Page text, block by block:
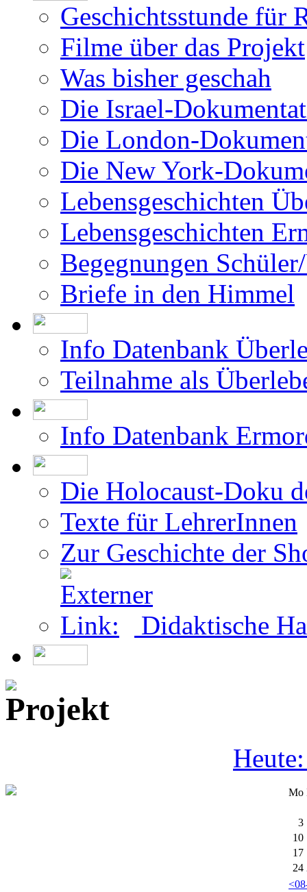
Geschichtsstunde für
Filme über das Projekt
Was bisher geschah
Die Israel-
Die London-
Die New York-
Lebensgeschichten
Lebensgeschichten
Begegnungen
Briefe in den Himmel
Info Datenbank
Teilnahme als
Info Datenbank
Die Holocaust-Doku
Texte für LehrerInnen
Zur Geschichte der
Didaktische
Mo
3
10
17
24